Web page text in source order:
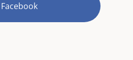
Facebook